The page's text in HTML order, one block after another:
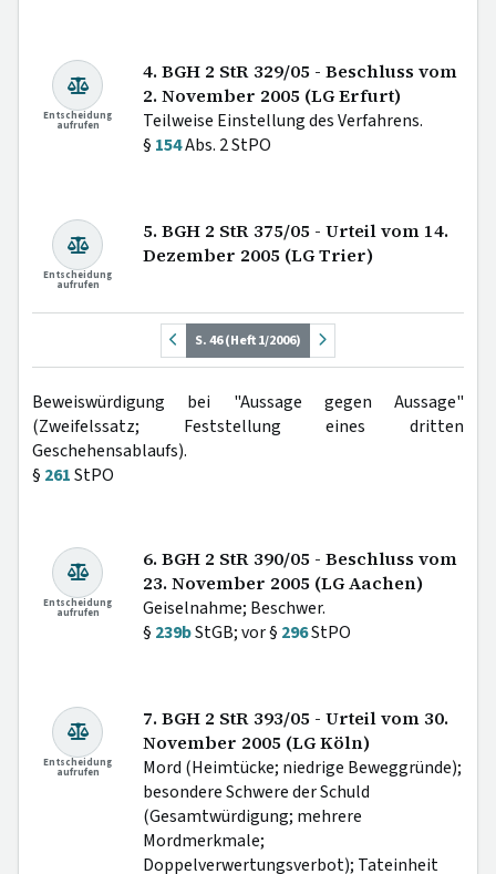
Entscheidung
aufrufen
4. BGH 2 StR 329/05 - Beschluss vom
2. November 2005 (LG Erfurt)
Teilweise Einstellung des Verfahrens.
§ 154Abs. 2 StPO
Entscheidung
aufrufen
5. BGH 2 StR 375/05 - Urteil vom 14.
Dezember 2005 (LG Trier)
S. 46 (Heft 1/2006)
Beweiswürdigung bei "Aussage gegen Aussage"
(Zweifelssatz; Feststellung eines dritten
Geschehensablaufs).
§ 261StPO
Entscheidung
aufrufen
6. BGH 2 StR 390/05 - Beschluss vom
23. November 2005 (LG Aachen)
Geiselnahme; Beschwer.
§ 239bStGB; vor § 296StPO
Entscheidung
aufrufen
7. BGH 2 StR 393/05 - Urteil vom 30.
November 2005 (LG Köln)
Mord (Heimtücke; niedrige Beweggründe);
besondere Schwere der Schuld
(Gesamtwürdigung; mehrere
Mordmerkmale;
Doppelverwertungsverbot); Tateinheit